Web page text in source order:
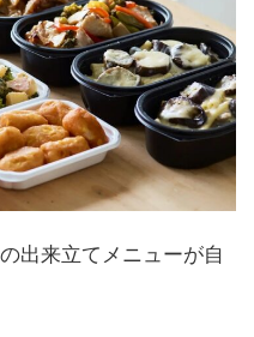
出来立てメニューが自